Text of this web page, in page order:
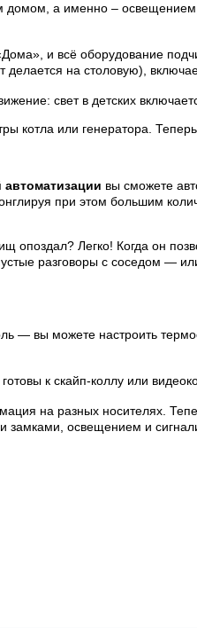
домом, а именно –
и всё оборудование
на столовую),
свет в детских
котла или генератора. Теперь
вы сможете
при этом большим
опоздал? Легко! Когда он
разговоры с соседом —
— вы можете настроить
к скайп-коллу или
на разных носителях.
замками, освещением и